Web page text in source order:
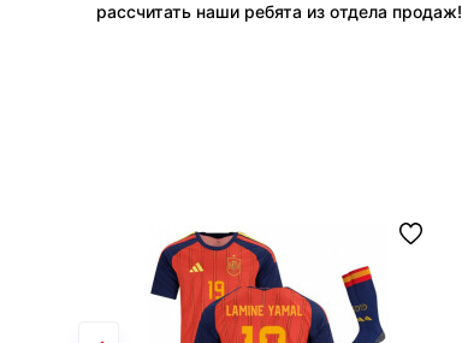
рассчитать наши ребята из отдела продаж!